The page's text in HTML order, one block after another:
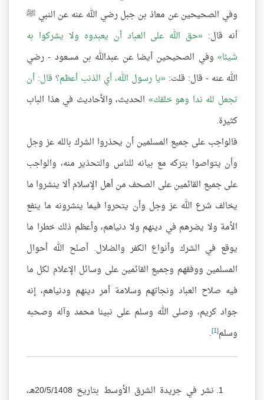
وفي الصحيحين عن معاذ بن جبل رضي الله عنه عن النبي ﷺ
أنه قال:
حق الله على العباد أن يعبدوه ولا يشركوا به
شيئا وفي الصحيحين أيضا عن عبدالله بن مسعود - رضي
الله عنه - قال: قلت: يا رسول الله، أي الذنب أعظم؟ قال: أن
تجعل لله ندا وهو خلقك الحديث، والأحاديث في هذا الباب
كثيرة.
فالواجب على جميع المسلمين أن يحذروا الشرك بالله عز وجل
وأن يتواصوا بتركه مع بيانه للناس والتحذير منه، والواجب
على جميع القائمين على الصحف من أهل الإسلام ألا ينشروا ما
يخالف شرع الله عز وجل وأن يتحروا فيما ينشرونه ما ينفع
الأمة ولا يضرهم في دينهم ولا دنياهم، وأعظم ذلك خطرا ما
يوقع في الشرك وأنواع الكفر والضلال. أصلح الله أحوال
المسلمين ووفقهم وجميع القائمين على وسائل الإعلام لكل ما
فيه صلاح العباد ونجاتهم وسلامة أمر دينهم ودنياهم، إنه
جواد كريم، وصلى الله وسلم على نبينا محمد وآله وصحبه
وسلم[1]
.
نشر في جريدة الشرق الأوسط بتاريخ 20/5/1408هـ،